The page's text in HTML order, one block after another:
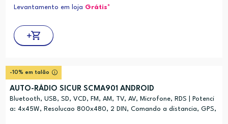
Levantamento em loja Grátis*
-10% em talão
AUTO-RÁDIO SICUR SCMA901 ANDROID
Bluetooth, USB, SD, VCD, FM, AM, TV, AV, Microfone, RDS | Potenci
a: 4x45W, Resolucao 800x480, 2 DIN, Comando a distancia, GPS,